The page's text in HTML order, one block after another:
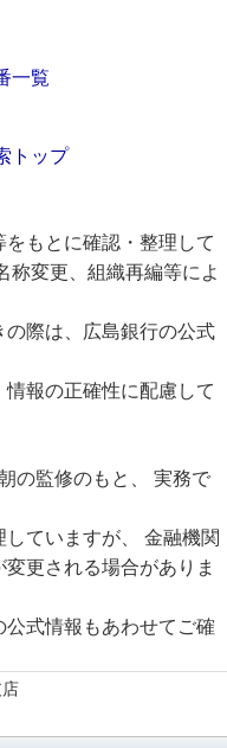
一覧
トップ
もとに確認・整理して
称変更、組織再編等によ
際は、広島銀行の公式
報の正確性に配慮して
の監修のもと、 実務で
ていますが、 金融機関
更される場合がありま
式情報もあわせてご確